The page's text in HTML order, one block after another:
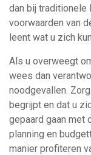
dan bij traditionele
voorwaarden van
leent wat u zich
Als u overweegt
wees dan
noodgevallen.
begrijpt en dat u
gepaard gaan met
planning en
manier profiteren